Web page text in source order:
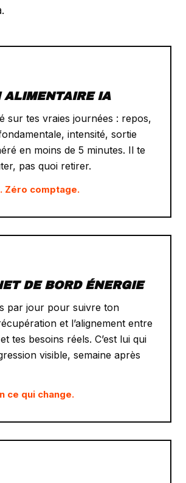
ALIMENTAIRE IA
sur tes vraies journées : repos,
intensité, sortie
en moins de 5 minutes. Il te
pas quoi retirer.
Zéro comptage.
DE BORD ÉNERGIE
par jour pour suivre ton
et l’alignement entre
tes besoins réels. C’est lui qui
visible, semaine après
ce qui change.